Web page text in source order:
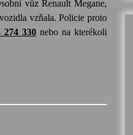
vůz Renault Megane,
vzňala. Policie proto
274 330nebo na kterékoli